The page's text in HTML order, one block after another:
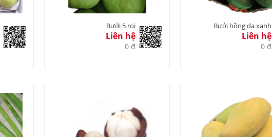
Bưởi 5 roi
Liên hệ
0 đ
Bưởi hồng da xanh
Liên hệ
0 đ